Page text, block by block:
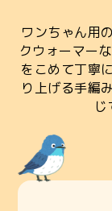
ワンちゃん用
クウォーマー
をこめて丁寧
り上げる手編
じ